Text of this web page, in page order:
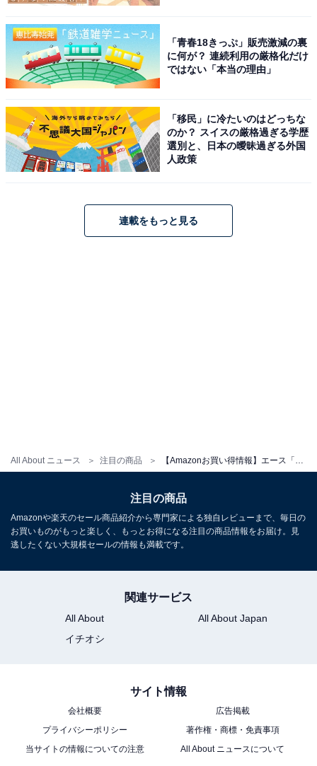
All About ニュース 注目の商品
エース「エスカレラ No.05652」
エース「フレットボード No.05434」
パー キャリーケース フレットボード テラコッタ Lサイズ
エース「フォールズ No.06905」
「青春18きっぷ」販売激減の裏
に何が？ 連続利用の厳格化だけ
ではない「本当の理由」
「移民」に冷たいのはどっちな
のか？ スイスの厳格過ぎる学歴
選別と、日本の曖昧過ぎる外国
人政策
連載をもっと見る
注目の商品
Amazonや楽天のセール商品紹介から専門家による独自レビューまで、毎日の
お買いものがもっと楽しく、もっとお得になる注目の商品情報をお届け。見
逃したくない大規模セールの情報も満載です。
関連サービス
All About
All About Japan
イチオシ
サイト情報
会社概要
広告掲載
プライバシーポリシー
著作権・商標・免責事項
当サイトの情報についての注意
All About ニュースについて